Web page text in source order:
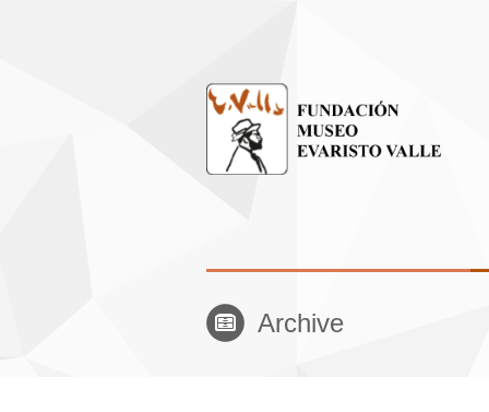
Archive